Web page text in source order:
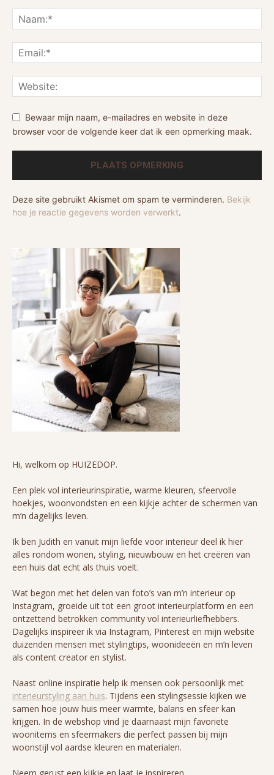
Bewaar mijn naam, e-mailadres en website in deze
browser voor de volgende keer dat ik een opmerking maak.
Deze site gebruikt Akismet om spam te verminderen. Bekijk
hoe je reactie gegevens worden verwerkt.
Hi, welkom op HUIZEDOP.
Een plek vol interieurinspiratie, warme kleuren, sfeervolle
hoekjes, woonvondsten en een kijkje achter de schermen van
m’n dagelijks leven.
Ik ben Judith en vanuit mijn liefde voor interieur deel ik hier
alles rondom wonen, styling, nieuwbouw en het creëren van
een huis dat echt als thuis voelt.
Wat begon met het delen van foto’s van m’n interieur op
Instagram, groeide uit tot een groot interieurplatform en een
ontzettend betrokken community vol interieurliefhebbers.
Dagelijks inspireer ik via Instagram, Pinterest en mijn website
duizenden mensen met stylingtips, woonideeën en m’n leven
als content creator en stylist.
Naast online inspiratie help ik mensen ook persoonlijk met
interieurstyling aan huis. Tijdens een stylingsessie kijken we
samen hoe jouw huis meer warmte, balans en sfeer kan
krijgen. In de webshop vind je daarnaast mijn favoriete
woonitems en sfeermakers die perfect passen bij mijn
woonstijl vol aardse kleuren en materialen.
Neem gerust een kijkje en laat je inspireren.